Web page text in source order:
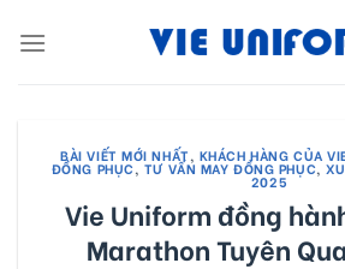
BÀI VIẾT MỚI NHẤT, KHÁCH HÀNG CỦA
ĐỒNG PHỤC, TƯ VẤN MAY ĐỒNG PHỤC,
2025
Vie Uniform đồng
Marathon Tuyên